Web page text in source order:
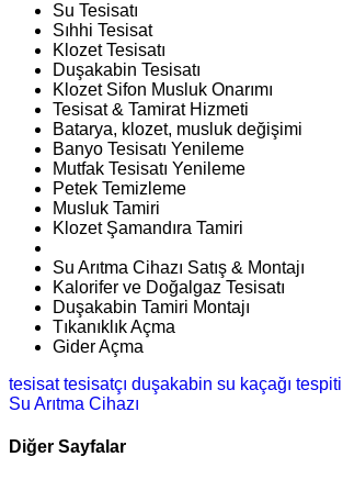
Su Tesisatı
Sıhhi Tesisat
Klozet Tesisatı
Duşakabin Tesisatı
Klozet Sifon Musluk Onarımı
Tesisat & Tamirat Hizmeti
Batarya, klozet, musluk değişimi
Banyo Tesisatı Yenileme
Mutfak Tesisatı Yenileme
Petek Temizleme
Musluk Tamiri
Klozet Şamandıra Tamiri
Su Arıtma Cihazı Satış & Montajı
Kalorifer ve Doğalgaz Tesisatı
Duşakabin Tamiri Montajı
Tıkanıklık Açma
Gider Açma
tesisattesisatçı duşakabin su kaçağı tespiti
Su Arıtma Cihazı
Diğer Sayfalar